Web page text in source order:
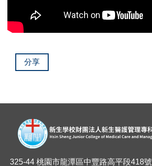
分享
325-44 桃園市龍潭區中豐路高平段418號